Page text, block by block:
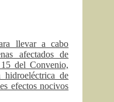
llevar a cabo
afectados de
del Convenio,
de
efectos nocivos